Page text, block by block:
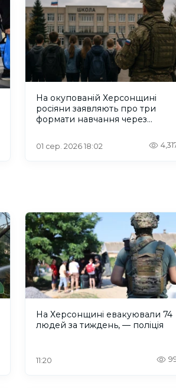
На окупованій Херсонщині
росіяни заявляють про три
формати навчання через
01 сер. 2026 18:02
На Херсонщині евакуювали 74
людей за тиждень, — поліція
11:20